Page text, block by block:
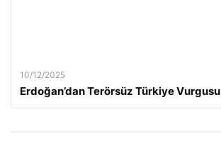
10/12/2025
Erdoğan’dan Terörsüz Türkiye Vurgusu